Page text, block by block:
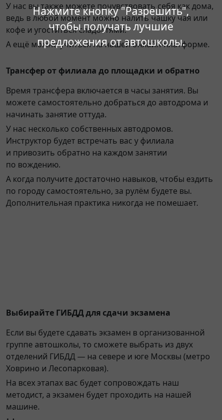
Нажмите кнопку "Разрешить",
чтобы получать лучшие
предложения от автошколы.
У нас вы также можете почувствовать себя как дома,
ведь в любой момент можно налить чашку чая или
кофе и угоститься сладостями.
А ещё можно учиться на нашей онлайн-платформе.
Трансфер от филиала до площадки и обратно
Время трансфера включается в часы занятия. Вы
можете самостоятельно добраться до автодрома и
начинать занятие оттуда.
У нас несколько собственных автодромов.
Инструктор будет встречать вас у филиала
и привозить обратно на каждом занятии
по вождению.
А когда получите достаточно навыков, чтобы ездить
по городу самостоятельно, за рулём будете вы.
Дополнительная практика никогда не помешает.
Выбирайте ГИБДД для сдачи экзамена
Если вы будете сдавать экзамен в организованной
группе автошколы, то сможете выбрать из двух
отделений ГИБДД — на севере и юге Москвы (метро
Ховрино и Лесопарковая).
На всех этапах вас будет сопровождать наш
методист, а экзамен будет проходить на нашей
машине.